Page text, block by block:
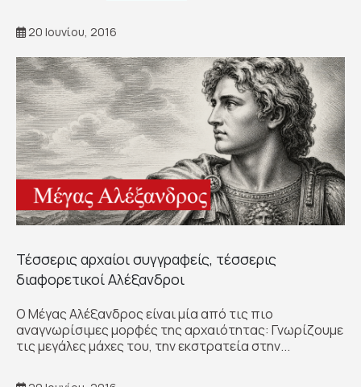
20 Ιουνίου, 2016
Τέσσερις αρχαίοι συγγραφείς, τέσσερις
διαφορετικοί Αλέξανδροι
Ο Μέγας Αλέξανδρος είναι μία από τις πιο
αναγνωρίσιμες μορφές της αρχαιότητας: Γνωρίζουμε
τις μεγάλες μάχες του, την εκστρατεία στην...